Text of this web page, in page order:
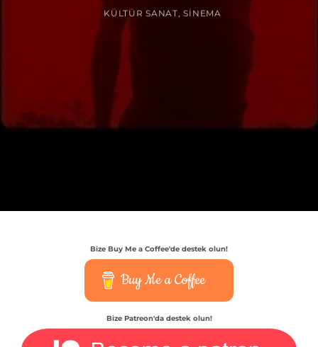
KÜLTÜR SANAT ,SINEMA
Bize Buy Me a Coffee'de destek olun!
Buy Me a Coffee
Bize Patreon'da destek olun!